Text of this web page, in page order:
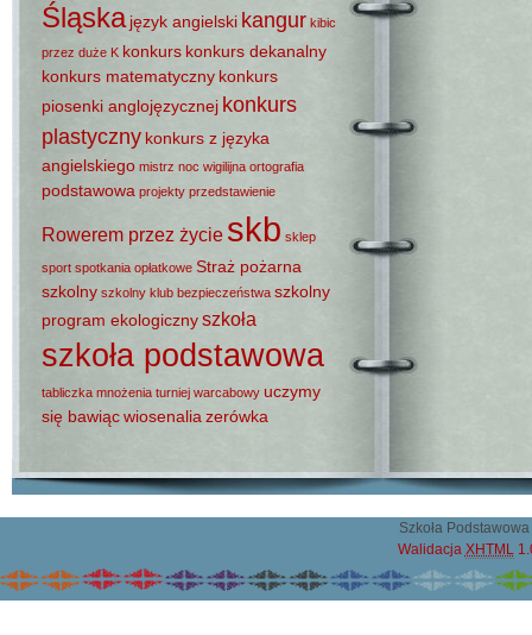
Śląska język angielski kangur kibic
przez duże K konkurs konkurs dekanalny
konkurs matematyczny konkurs
piosenki anglojęzycznej konkurs
plastyczny konkurs z języka
angielskiego mistrz noc wigilijna ortografia
podstawowa projekty przedstawienie
Rowerem przez życie skb sklep
sport spotkania opłatkowe Straż pożarna
szkolny szkolny klub bezpieczeństwa szkolny
program ekologicznyszkoła
szkoła podstawowa
tabliczka mnożenia turniej warcabowy uczymy
się bawiącwiosenalia zerówka
Szkoła
Walidacja XHTML